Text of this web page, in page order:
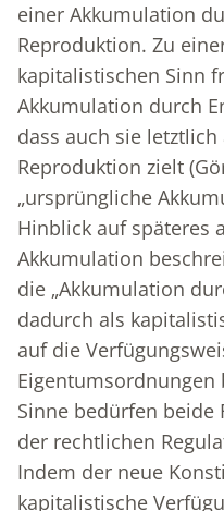
einer Akkumulation
Reproduktion. Zu
kapitalistischen Sinn
Akkumulation durch
dass auch sie
Reproduktion zielt
„ursprüngliche
Hinblick auf späteres
Akkumulation
die „Akkumulation
dadurch als
auf die
Eigentumsordnungen
Sinne bedürfen beide
der rechtlichen
Indem der neue
kapitalistische